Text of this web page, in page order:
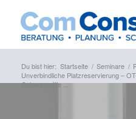
Du bist hier: Startseite / Seminare /
Unverbindliche Platzreservierung –
Cyberangriffe ...